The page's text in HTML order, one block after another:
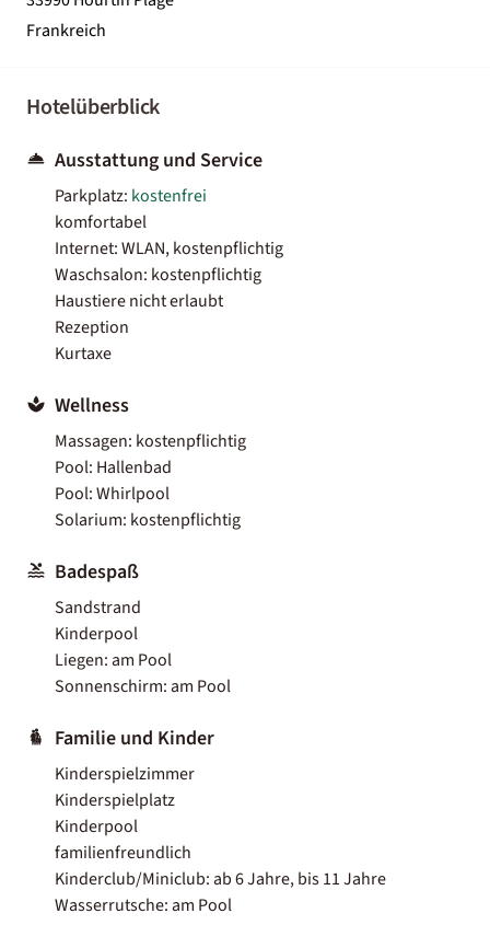
Frankreich
Hotelüberblick
Ausstattung und Service
Parkplatz: kostenfrei
komfortabel
Internet: WLAN, kostenpflichtig
Waschsalon: kostenpflichtig
Haustiere nicht erlaubt
Rezeption
Kurtaxe
Wellness
Massagen: kostenpflichtig
Pool: Hallenbad
Pool: Whirlpool
Solarium: kostenpflichtig
Badespaß
Sandstrand
Kinderpool
Liegen: am Pool
Sonnenschirm: am Pool
Familie und Kinder
Kinderspielzimmer
Kinderspielplatz
Kinderpool
familienfreundlich
Kinderclub/Miniclub: ab 6 Jahre, bis 11 Jahre
Wasserrutsche: am Pool